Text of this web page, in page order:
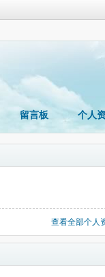
留言板 个人
查看全部个人